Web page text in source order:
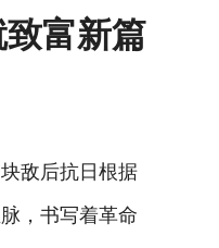
致富新篇
敌后抗日根据
，书写着革命